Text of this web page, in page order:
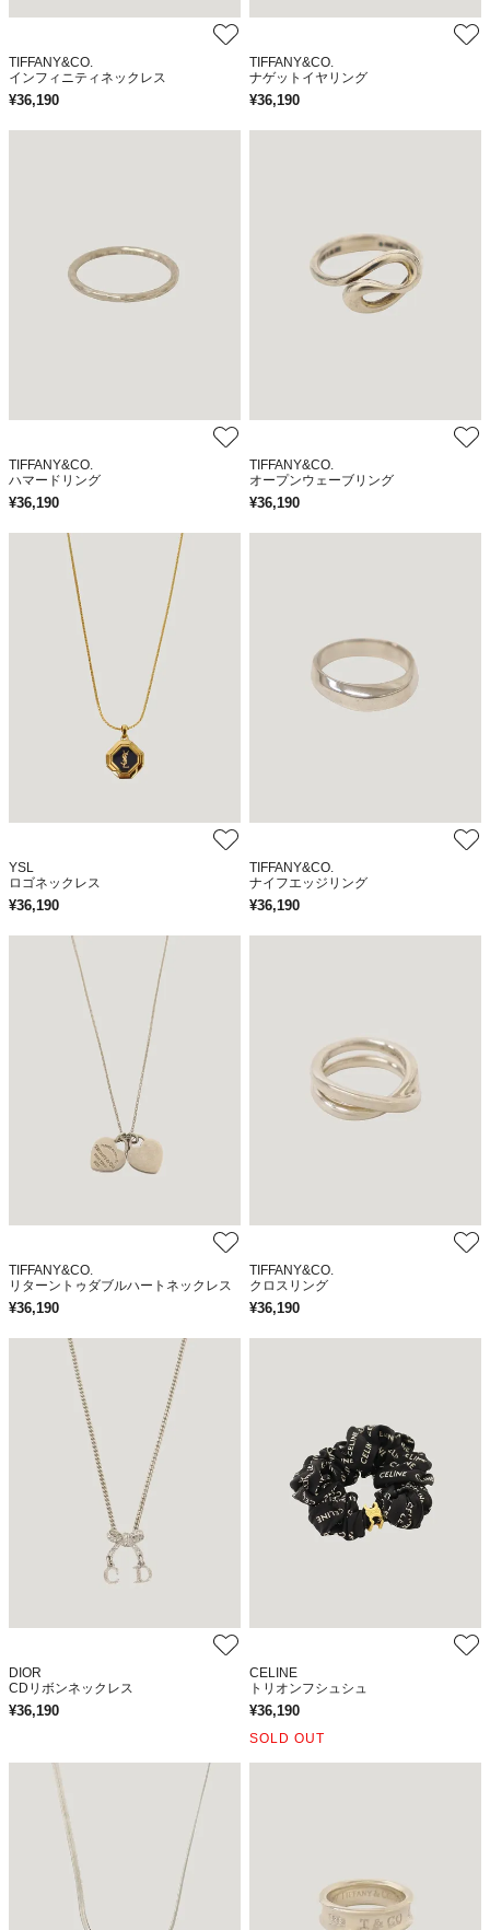
TIFFANY&CO.
インフィニティネックレス
¥36,190
TIFFANY&CO.
ナゲットイヤリング
¥36,190
TIFFANY&CO.
ハマードリング
¥36,190
TIFFANY&CO.
オープンウェーブリング
¥36,190
YSL
ロゴネックレス
¥36,190
TIFFANY&CO.
ナイフエッジリング
¥36,190
TIFFANY&CO.
リターントゥダブルハートネックレス
¥36,190
TIFFANY&CO.
クロスリング
¥36,190
DIOR
CDリボンネックレス
¥36,190
CELINE
トリオンフシュシュ
¥36,190
SOLD OUT